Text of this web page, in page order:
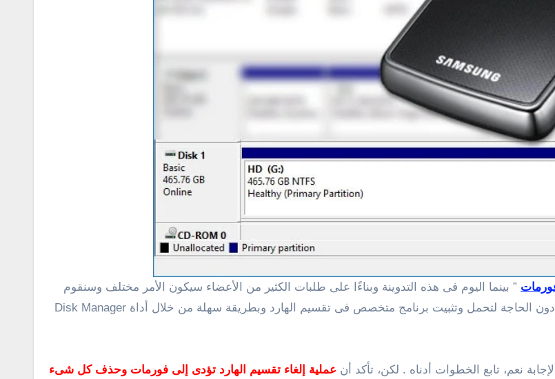
” بينما اليوم فى هذه التدوينة وبناءًا على طلبات الكثير من الأعضاء سيكون الأمر مختلف وسنقوم
بتسليط الضوء على شرح طريقة الغاء تقسيم الهارد ديسك الخارجي دون الحاجة لتحمل وتثبيت برنامج متخصص فى تقسيم الهارد وبطريقة سهلة من خلال أداة Disk Manager
نعم، تابع الخطوات أدناه . لكن، تأكد أن عملية إلغاء تقسيم الهارد تؤدى إلى فورمات وحذف كل شىء